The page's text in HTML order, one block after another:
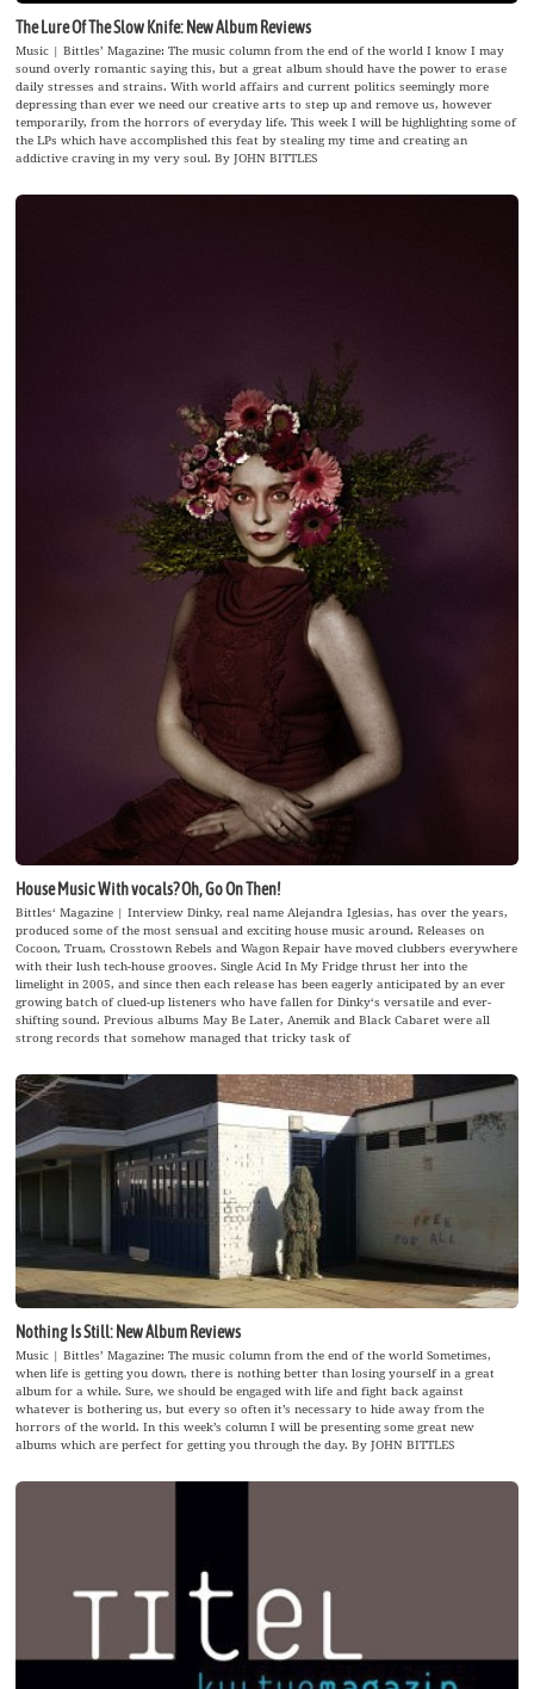
The Lure Of The Slow Knife: New Album Reviews
Music | Bittles’ Magazine: The music column from the end of the world I know I may
sound overly romantic saying this, but a great album should have the power to erase
daily stresses and strains. With world affairs and current politics seemingly more
depressing than ever we need our creative arts to step up and remove us, however
temporarily, from the horrors of everyday life. This week I will be highlighting some of
the LPs which have accomplished this feat by stealing my time and creating an
addictive craving in my very soul. By JOHN BITTLES
House Music With vocals? Oh, Go On Then!
Bittles‘ Magazine | Interview Dinky, real name Alejandra Iglesias, has over the years,
produced some of the most sensual and exciting house music around. Releases on
Cocoon, Truam, Crosstown Rebels and Wagon Repair have moved clubbers everywhere
with their lush tech-house grooves. Single Acid In My Fridge thrust her into the
limelight in 2005, and since then each release has been eagerly anticipated by an ever
growing batch of clued-up listeners who have fallen for Dinky‘s versatile and ever-
shifting sound. Previous albums May Be Later, Anemik and Black Cabaret were all
strong records that somehow managed that tricky task of
Nothing Is Still: New Album Reviews
Music | Bittles’ Magazine: The music column from the end of the world Sometimes,
when life is getting you down, there is nothing better than losing yourself in a great
album for a while. Sure, we should be engaged with life and fight back against
whatever is bothering us, but every so often it’s necessary to hide away from the
horrors of the world. In this week’s column I will be presenting some great new
albums which are perfect for getting you through the day. By JOHN BITTLES